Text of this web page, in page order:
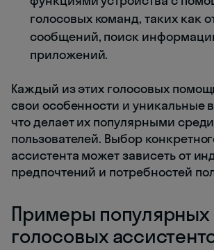
голосовых команд, таких как
сообщений, поиск
приложений.
Каждый из этих голосовых
свои особенности и уникальные
что делает их популярными среди
пользователей. Выбор
ассистента может зависеть от
предпочтений и потребностей
Примеры популярных
голосовых